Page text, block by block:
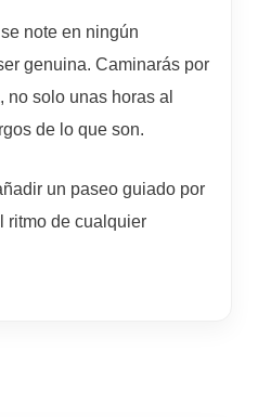
note en ningún
genuina. Caminarás por
, no solo unas horas al
de lo que son.
un paseo guiado por
ritmo de cualquier